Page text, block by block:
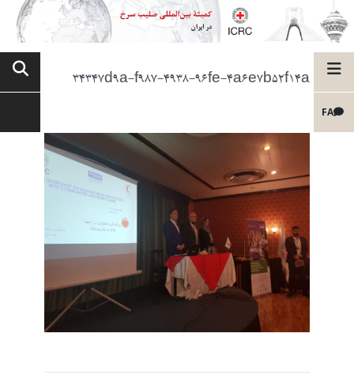
FA
34347d9a-f987-4938-96fe-4a6e7b52f14a